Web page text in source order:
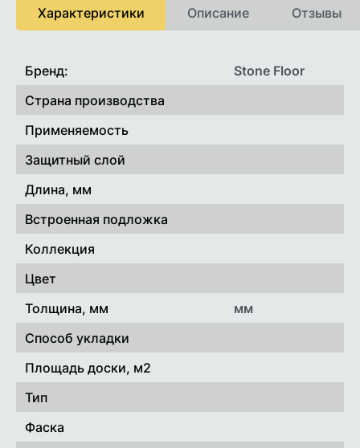
Характеристики Описание Отзывы
Характеристики
Бренд:
Stone Floor
Страна производства
Применяемость
Защитный слой
Длина, мм
Встроенная подложка
Коллекция
Цвет
Толщина, мм
мм
Способ укладки
Площадь доски, м2
Тип
Фаска
Карта Черепаха от ВТБ 8 месяцев
Онлайн рассрочка от РРБ банкана 3 месяца
рассрочкой стоимость доставки рассчитывается